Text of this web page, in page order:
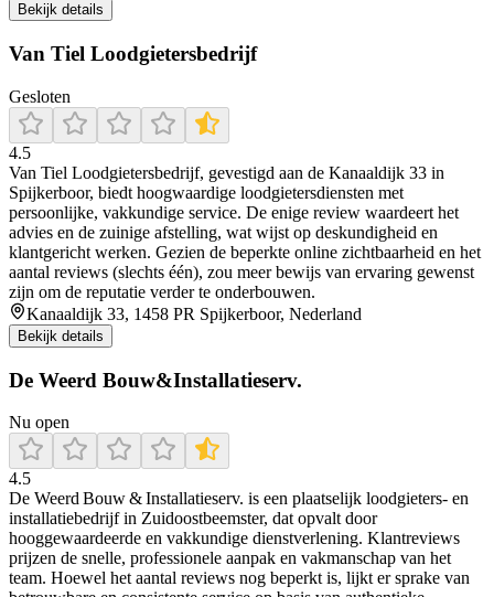
Bekijk details
Van Tiel Loodgietersbedrijf
Gesloten
4.5
Van Tiel Loodgietersbedrijf, gevestigd aan de Kanaaldijk 33 in
Spijkerboor, biedt hoogwaardige loodgietersdiensten met
persoonlijke, vakkundige service. De enige review waardeert het
advies en de zuinige afstelling, wat wijst op deskundigheid en
klantgericht werken. Gezien de beperkte online zichtbaarheid en het
aantal reviews (slechts één), zou meer bewijs van ervaring gewenst
zijn om de reputatie verder te onderbouwen.
Kanaaldijk 33, 1458 PR Spijkerboor, Nederland
Bekijk details
De Weerd Bouw&Installatieserv.
Nu open
4.5
De Weerd Bouw & Installatieserv. is een plaatselijk loodgieters- en
installatiebedrijf in Zuidoostbeemster, dat opvalt door
hooggewaardeerde en vakkundige dienstverlening. Klantreviews
prijzen de snelle, professionele aanpak en vakmanschap van het
team. Hoewel het aantal reviews nog beperkt is, lijkt er sprake van